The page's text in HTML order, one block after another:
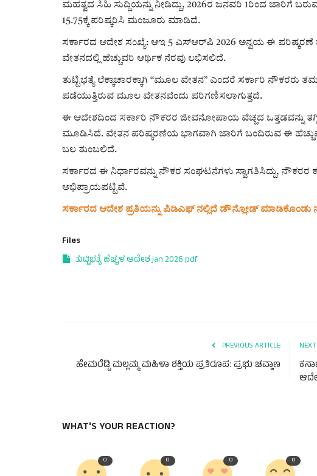
ಮಹತ್ವದ ಸಿಹಿ ಸುದ್ದಿಯನ್ನು ನೀಡಿದ್ದು, 2026ರ ಜನವರಿ 1ರಿಂದ ಜಾರಿಗೆ
15.75ಕ್ಕೆ ಪರಿಷ್ಕರಿಸಿ ಮಂಜೂರು ಮಾಡಿದೆ.
ಸರ್ಕಾರದ ಆದೇಶ ಸಂಖ್ಯೆ: ಆಇ 5 ಎಸ್‌ಆರ್‌ಪಿ 2026 ಅನ್ವಯ ಈ ಪರಿಷ್ಕರಣೆ
ವೇತನದಲ್ಲಿ ಹೆಚ್ಚುವರಿ ಆರ್ಥಿಕ ನೆರವು ಲಭಿಸಲಿದೆ.
ತುಟ್ಟಿಭತ್ಯೆ ಲೆಕ್ಕಾಚಾರಕ್ಕಾಗಿ “ಮೂಲ ವೇತನ” ಎಂದರೆ ಸರ್ಕಾರಿ ನೌಕರರು
ಪಡೆಯುತ್ತಿರುವ ಮೂಲ ವೇತನವೆಂದು ಪರಿಗಣಿಸಲಾಗುತ್ತದೆ.
ಈ ಆದೇಶದಿಂದ ಸರ್ಕಾರಿ ನೌಕರರ ಜೀವನೋಪಾಯ ವೆಚ್ಚದ ಒತ್ತಡವನ್ನು
ಮೂಡಿಸಿದೆ. ವೇತನ ಪರಿಷ್ಕರಣೆಯ ಭಾಗವಾಗಿ ಜಾರಿಗೆ ಬಂದಿರುವ ಈ
ಬಲ ತುಂಬಲಿದೆ.
ಸರ್ಕಾರದ ಈ ನಿರ್ಧಾರವನ್ನು ನೌಕರ ಸಂಘಟನೆಗಳು ಸ್ವಾಗತಿಸಿದ್ದು, ನೌಕರರ
ಅಭಿಪ್ರಾಯಪಟ್ಟಿವೆ.
ಸರ್ಕಾರದ ಆದೇಶ ಪ್ರತಿಯನ್ನು ಪಿಡಿಎಫ್ ನಲ್ಲಿದೆ ಡೌನ್ಲೋಡ್ ಮಾಡಿಕೊಂಡು
Files
ತುಟ್ಟಿಭತ್ಯೆ ಹೆಚ್ಚಳ ಆದೇಶ jan 2026.pdf
PREVIOUS ARTICLE
ಹೇಮರೆಡ್ಡಿ ಮಲ್ಲಮ್ಮ ಮಹಿಳಾ‌ ಶಕ್ತಿಯ ಪ್ರತಿರೂಪ: ಪ್ರಭು ಚವ್ಹಾಣ
WHAT'S YOUR REACTION?
0 0 0 0